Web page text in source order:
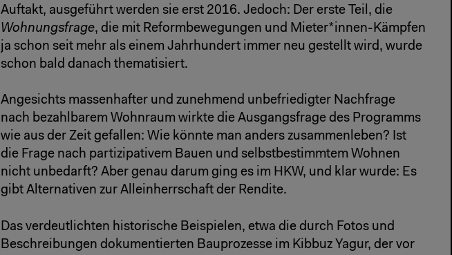
Auftakt, ausgeführt werden sie erst 2016. Jedoch: Der erste Teil, die
Wohnungsfrage, die mit Reformbewegungen und Mieter*innen-Kämpfen
ja schon seit mehr als einem Jahrhundert immer neu gestellt wird, wurde
schon bald danach thematisiert.
Angesichts massenhafter und zunehmend unbefriedigter Nachfrage
nach bezahlbarem Wohnraum wirkte die Ausgangsfrage des Programms
wie aus der Zeit gefallen: Wie könnte man anders zusammenleben? Ist
die Frage nach partizipativem Bauen und selbstbestimmtem Wohnen
nicht unbedarft? Aber genau darum ging es im HKW, und klar wurde: Es
gibt Alternativen zur Alleinherrschaft der Rendite.
Das verdeutlichten historische Beispielen, etwa die durch Fotos und
Beschreibungen dokumentierten Bauprozesse im Kibbuz Yagur, der vor